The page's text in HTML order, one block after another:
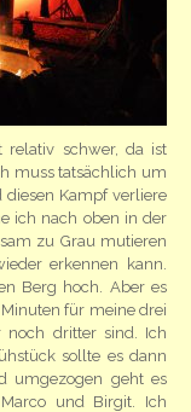
relativ schwer, da ist
muss tatsächlich um
Kampf verliere
ich nach oben in der
zu Grau mutieren
erkennen kann.
Berg hoch. Aber es
für meine drei
noch dritter sind. Ich
sollte es dann
umgezogen geht es
und Birgit. Ich